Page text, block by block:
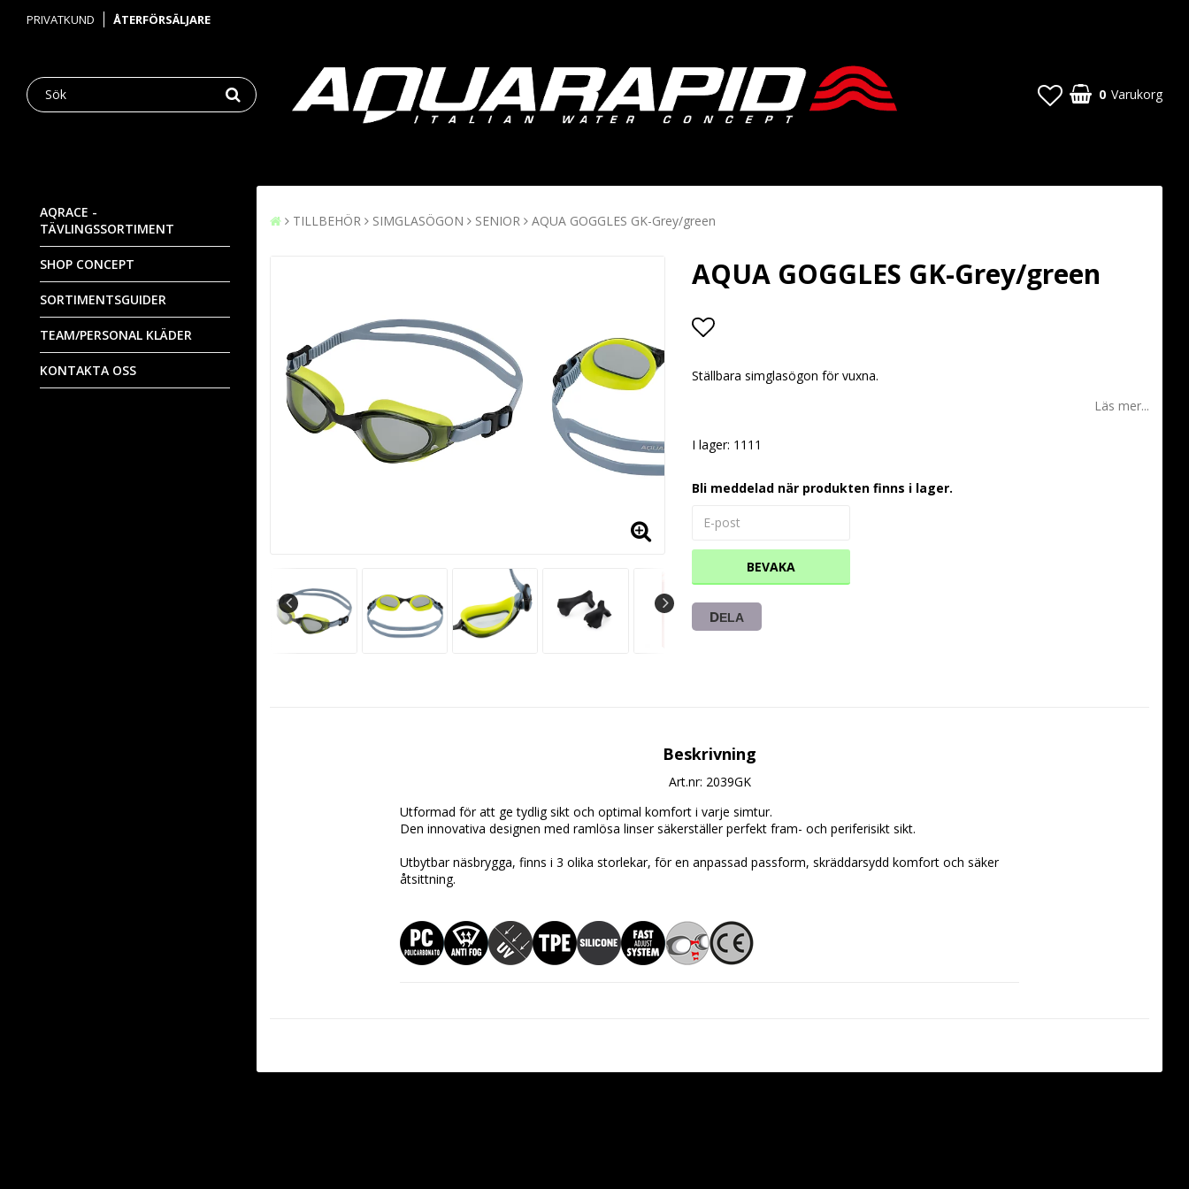
PRIVATKUND ÅTERFÖRSÄLJARE
0 Varukorg
AQRACE -
TÄVLINGSSORTIMENT
SHOP CONCEPT
SORTIMENTSGUIDER
TEAM/PERSONAL KLÄDER
KONTAKTA OSS
TILLBEHÖR SIMGLASÖGON SENIOR AQUA GOGGLES GK-Grey/green
AQUA GOGGLES GK-Grey/green
Ställbara simglasögon för vuxna.
Läs mer...
I lager: 1111
Bli meddelad när produkten finns i lager.
BEVAKA
DELA
Beskrivning
Art.nr: 2039GK
Utformad för att ge tydlig sikt och optimal komfort i varje simtur.
Den innovativa designen med ramlösa linser säkerställer perfekt fram- och periferisikt sikt.
Utbytbar näsbrygga, finns i 3 olika storlekar, för en anpassad passform, skräddarsydd komfort och säker
åtsittning.